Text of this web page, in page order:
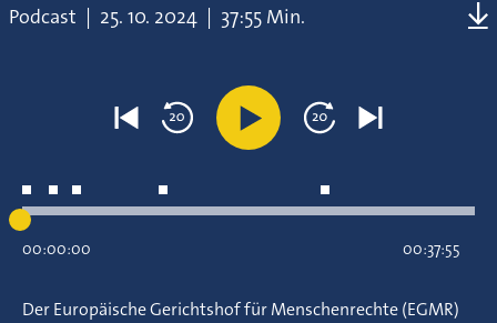
Podcast | 25. 10. 2024 | 37:55 Min.
00:00:00 00:37:55
Der Europäische Gerichtshof für Menschenrechte (EGMR)